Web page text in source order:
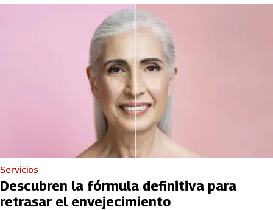
Servicios
Descubren la fórmula definitiva para
retrasar el envejecimiento